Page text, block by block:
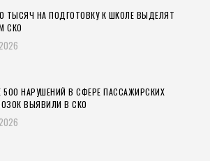
ТЫСЯЧ НА ПОДГОТОВКУ К ШКОЛЕ ВЫДЕЛЯТ
СКО
500 НАРУШЕНИЙ В СФЕРЕ ПАССАЖИРСКИХ
ВЫЯВИЛИ В СКО